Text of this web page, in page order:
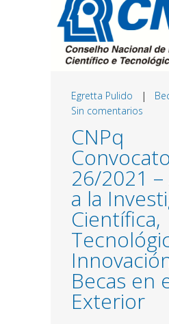
Egretta Pulido |
Sin comentarios
CNPq
26/2021
a la
Científica,
Becas en
Exterior